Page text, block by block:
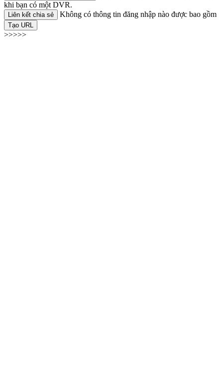
khi bạn có một DVR.
Liên kết chia sẻ Không có thông tin đăng nhập nào được bao gồm
Tạo URL
>>>>>